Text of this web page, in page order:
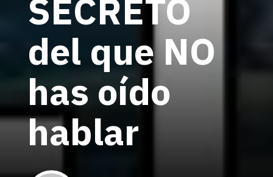
SECRETO
del que NO
has oído
hablar